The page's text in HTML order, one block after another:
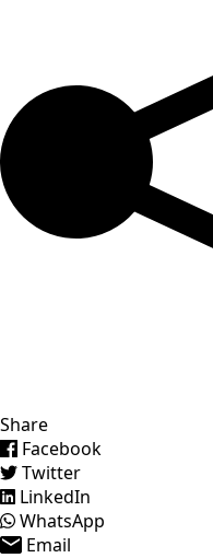
Share
Facebook
Twitter
LinkedIn
WhatsApp
Email